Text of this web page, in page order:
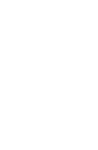
nous par